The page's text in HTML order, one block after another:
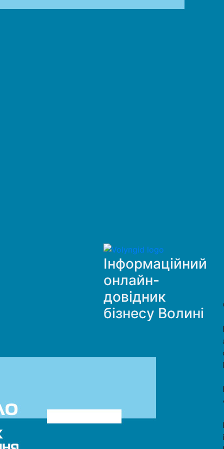
Інформаційний
онлайн-
довідник
бізнесу Волині